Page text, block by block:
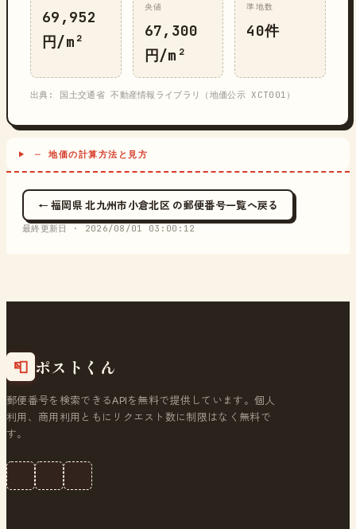
69,952
円/m²
央値
67,300
円/m²
準地数
40件
出典: 国土交通省 不動産情報ライブラリ（地価公示 XCT001）
─ 地価の計算方法と見方
← 福岡県 北九州市小倉北区 の郵便番号一覧へ戻る
最終更新日 · 2026/08/01 03:00:12
📮 ポストくん
郵便番号を検索できるAPIを無料で提供しています。個人
利用、商用利用ともにリクエスト数に制限はなく無料で
す。